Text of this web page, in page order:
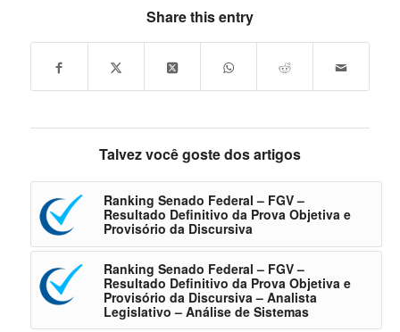
Share this entry
Talvez você goste dos artigos
Ranking Senado Federal – FGV –
Resultado Definitivo da Prova Objetiva e
Provisório da Discursiva
Ranking Senado Federal – FGV –
Resultado Definitivo da Prova Objetiva e
Provisório da Discursiva – Analista
Legislativo – Análise de Sistemas